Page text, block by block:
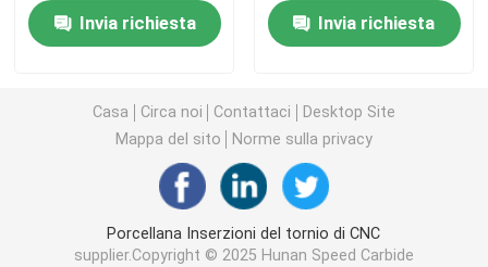
Inserzioni del trapano di U
Inserzione del carburo per alluminio
Inserzioni del carburo per acciaio
Inserzione del carburo per acciaio inossidabile
Invia richiesta
Invia richiesta
Casa Circa noi Contattaci
Desktop Site
Mappa del sito
Norme sulla privacy
Porcellana Inserzioni del tornio di CNC
supplier.Copyright © 2025 Hunan Speed Carbide